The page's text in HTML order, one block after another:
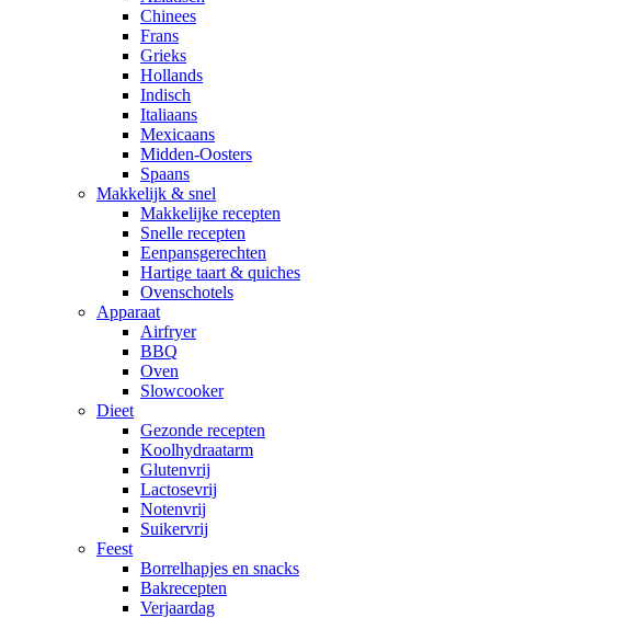
Chinees
Frans
Grieks
Hollands
Indisch
Italiaans
Mexicaans
Midden-Oosters
Spaans
Makkelijk & snel
Makkelijke recepten
Snelle recepten
Eenpansgerechten
Hartige taart & quiches
Ovenschotels
Apparaat
Airfryer
BBQ
Oven
Slowcooker
Dieet
Gezonde recepten
Koolhydraatarm
Glutenvrij
Lactosevrij
Notenvrij
Suikervrij
Feest
Borrelhapjes en snacks
Bakrecepten
Verjaardag